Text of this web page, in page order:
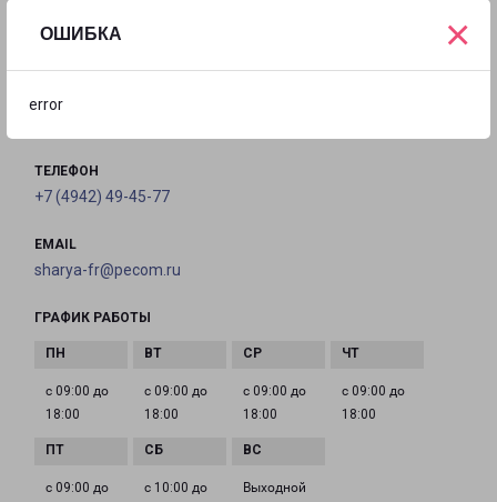
ОШИБКА
error
×
157500, Костромская обл., г. Шарья, ул. Сверлова,
д. 28
ТЕЛЕФОН
+7 (4942) 49-45-77
EMAIL
sharya-fr@pecom.ru
ГРАФИК РАБОТЫ
с 09:00 до
18:00
с 09:00 до
18:00
с 09:00 до
18:00
с 09:00 до
18:00
с 09:00 до
с 10:00 до
Выходной